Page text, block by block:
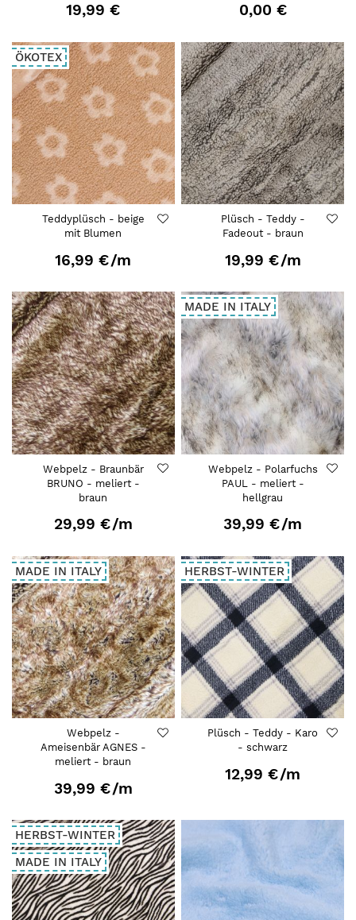
19,99 € 0,00 €
ÖKOTEX
Teddyplüsch - beige
mit Blumen
16,99 €/m
Plüsch - Teddy -
Fadeout - braun
19,99 €/m
Webpelz - Braunbär
BRUNO - meliert -
braun
29,99 €/m
MADE IN ITALY
Webpelz - Polarfuchs
PAUL - meliert -
hellgrau
39,99 €/m
MADE IN ITALY
Webpelz -
Ameisenbär AGNES -
meliert - braun
39,99 €/m
HERBST-WINTER
Plüsch - Teddy - Karo
- schwarz
12,99 €/m
HERBST-WINTER
MADE IN ITALY